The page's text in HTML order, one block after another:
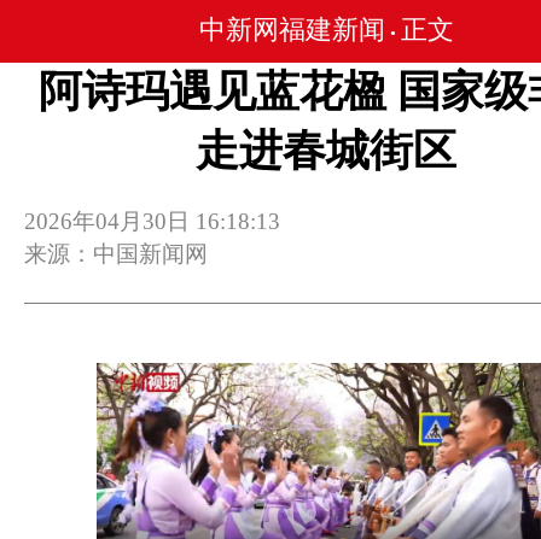
中新网福建新闻 • 正文
阿诗玛遇见蓝花楹 国家级
走进春城街区
2026年04月30日 16:18:13
来源：中国新闻网